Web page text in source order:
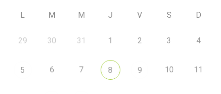
L M M J V S D
29 30 31 1 2 3 4
5 6 7 8 9 10 11